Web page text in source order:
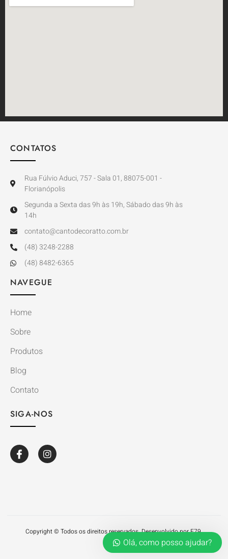
CONTATOS
Rua Fúlvio Aduci, 757 - Sala 01, 88075-001 -
Florianópolis
Segunda a Sexta das 9h às 19h, Sábado das 9h às
14h
contato@cantodecoratto.com.br
(48) 3248-2288
(48) 8482-6365
NAVEGUE
Home
Sobre
Produtos
Blog
Contato
SIGA-NOS
Copyright © Todos os direitos reservados. Desenvolvido por E79.
Olá, como posso ajudar?